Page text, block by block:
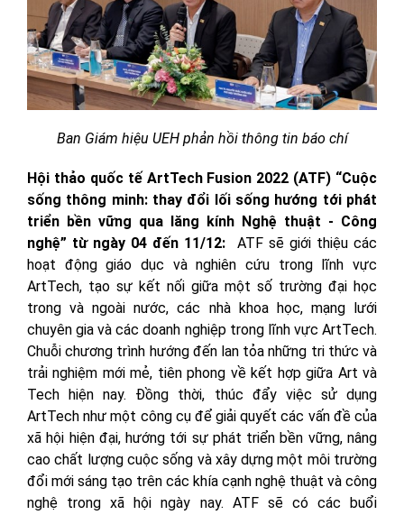
Ban Giám hiệu UEH phản hồi thông tin báo chí
Hội thảo quốc tế ArtTech Fusion 2022 (ATF) “Cuộc
sống thông minh: thay đổi lối sống hướng tới phát
triển bền vững qua lăng kính Nghệ thuật - Công
nghệ” từ ngày 04 đến 11/12: ATF sẽ giới thiệu các
hoạt động giáo dục và nghiên cứu trong lĩnh vực
ArtTech, tạo sự kết nối giữa một số trường đại học
trong và ngoài nước, các nhà khoa học, mạng lưới
chuyên gia và các doanh nghiệp trong lĩnh vực ArtTech.
Chuỗi chương trình hướng đến lan tỏa những tri thức và
trải nghiệm mới mẻ, tiên phong về kết hợp giữa Art và
Tech hiện nay. Đồng thời, thúc đẩy việc sử dụng
ArtTech như một công cụ để giải quyết các vấn đề của
xã hội hiện đại, hướng tới sự phát triển bền vững, nâng
cao chất lượng cuộc sống và xây dựng một môi trường
đổi mới sáng tạo trên các khía cạnh nghệ thuật và công
nghệ trong xã hội ngày nay. ATF sẽ có các buổi